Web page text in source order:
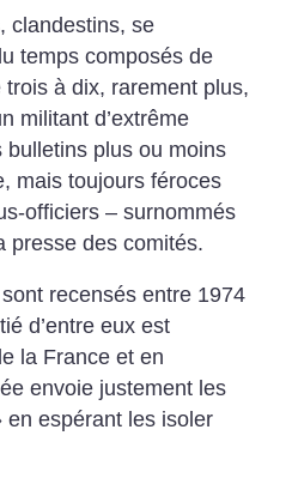
clandestins, se
temps composés de
à dix, rarement plus,
militant d’extrême
plus ou moins
mais toujours féroces
officiers – surnommés
presse des comités.
recensés entre 1974
d’entre eux est
la France et en
envoie justement les
en espérant les isoler